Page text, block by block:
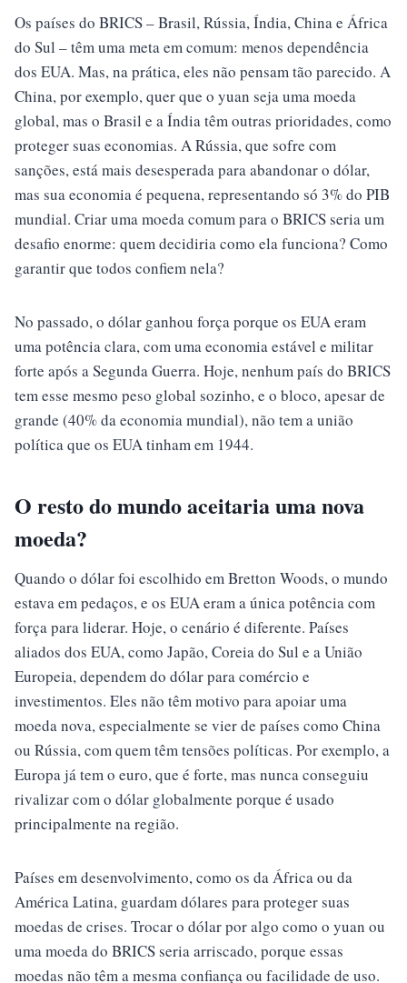
Os países do BRICS – Brasil, Rússia, Índia, China e África
do Sul – têm uma meta em comum: menos dependência
dos EUA. Mas, na prática, eles não pensam tão parecido. A
China, por exemplo, quer que o yuan seja uma moeda
global, mas o Brasil e a Índia têm outras prioridades, como
proteger suas economias. A Rússia, que sofre com
sanções, está mais desesperada para abandonar o dólar,
mas sua economia é pequena, representando só 3% do PIB
mundial. Criar uma moeda comum para o BRICS seria um
desafio enorme: quem decidiria como ela funciona? Como
garantir que todos confiem nela?
No passado, o dólar ganhou força porque os EUA eram
uma potência clara, com uma economia estável e militar
forte após a Segunda Guerra. Hoje, nenhum país do BRICS
tem esse mesmo peso global sozinho, e o bloco, apesar de
grande (40% da economia mundial), não tem a união
política que os EUA tinham em 1944.
O resto do mundo aceitaria uma nova
moeda?
Quando o dólar foi escolhido em Bretton Woods, o mundo
estava em pedaços, e os EUA eram a única potência com
força para liderar. Hoje, o cenário é diferente. Países
aliados dos EUA, como Japão, Coreia do Sul e a União
Europeia, dependem do dólar para comércio e
investimentos. Eles não têm motivo para apoiar uma
moeda nova, especialmente se vier de países como China
ou Rússia, com quem têm tensões políticas. Por exemplo, a
Europa já tem o euro, que é forte, mas nunca conseguiu
rivalizar com o dólar globalmente porque é usado
principalmente na região.
Países em desenvolvimento, como os da África ou da
América Latina, guardam dólares para proteger suas
moedas de crises. Trocar o dólar por algo como o yuan ou
uma moeda do BRICS seria arriscado, porque essas
moedas não têm a mesma confiança ou facilidade de uso.